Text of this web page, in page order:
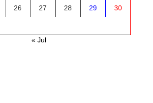
26 27 28 29 30
« Jul